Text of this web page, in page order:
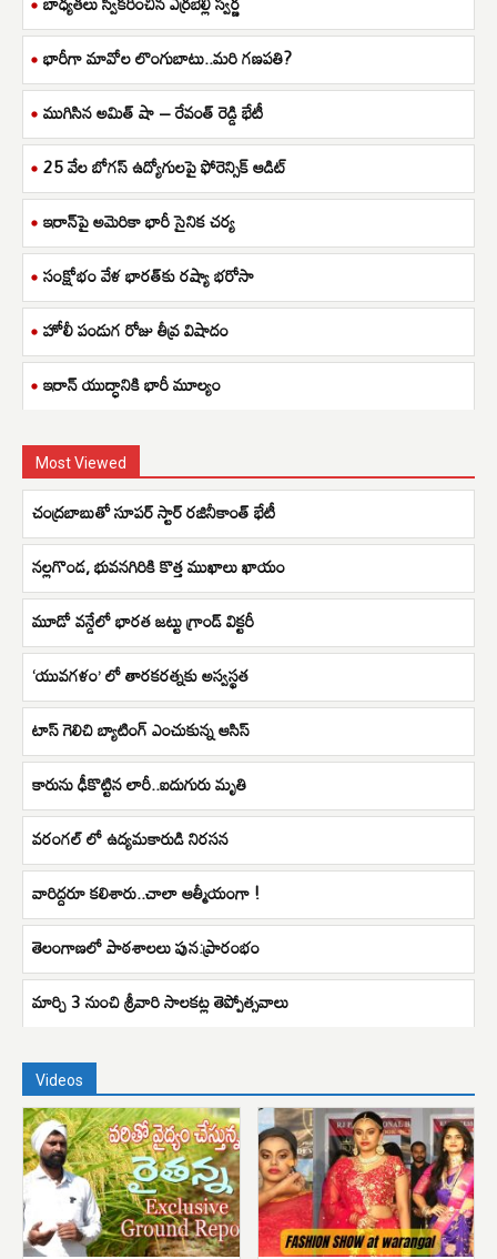
భారీగా మావోల లొంగుబాటు..మరి గణపతి?
ముగిసిన అమిత్ షా – రేవంత్ రెడ్డి భేటీ
25 వేల బోగస్ ఉద్యోగులపై ఫోరెన్సిక్ ఆడిట్
ఇరాన్‌పై అమెరికా భారీ సైనిక చర్య
సంక్షోభం వేళ భారత్‌కు రష్యా భరోసా
హోలీ పండుగ రోజు తీవ్ర విషాదం
ఇరాన్ యుద్ధానికి భారీ మూల్యం
Most Viewed
చంద్రబాబుతో సూపర్ స్టార్ రజినీకాంత్ భేటీ
నల్లగొండ, భువనగిరికి కొత్త ముఖాలు ఖాయం
మూడో వన్డేలో భారత జట్టు గ్రాండ్ విక్టరీ
‘యువగళం’ లో తారకరత్నకు అస్వస్థత
టాస్ గెలిచి బ్యాటింగ్ ఎంచుకున్న ఆసిస్
కారును ఢీకొట్టిన లారీ..ఐదుగురు మృతి
వరంగల్ లో ఉద్యమకారుడి నిరసన
వారిద్దరూ కలిశారు..చాలా ఆత్మీయంగా !
తెలంగాణలో పాఠశాలలు పున:ప్రారంభం
మార్చి 3 నుంచి శ్రీవారి సాలకట్ల తెప్పోత్సవాలు
Videos